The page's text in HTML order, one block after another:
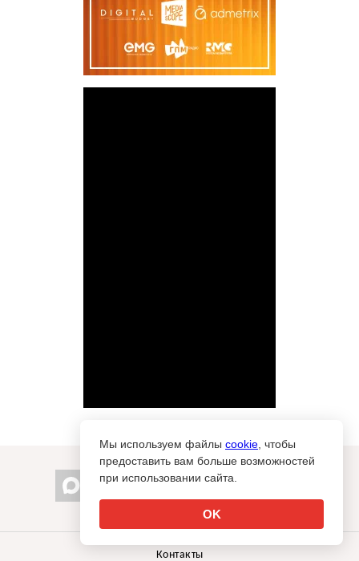
info@sostav.ru
Контакты
Мы используем файлы cookie , чтобы
предоставить вам больше возможностей
при использовании сайта.
OK